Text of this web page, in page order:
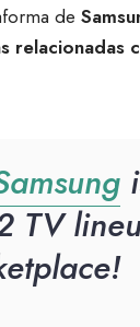
de
relacionadas
TV